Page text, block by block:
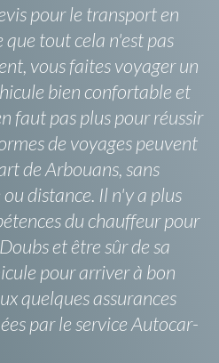
pour le transport en
tout cela n'est pas
vous faites voyager un
bien confortable et
faut pas plus pour réussir
de voyages peuvent
de Arbouans, sans
distance. Il n'y a plus
du chauffeur pour
et être sûr de sa
pour arriver à bon
quelques assurances
par le service Autocar-